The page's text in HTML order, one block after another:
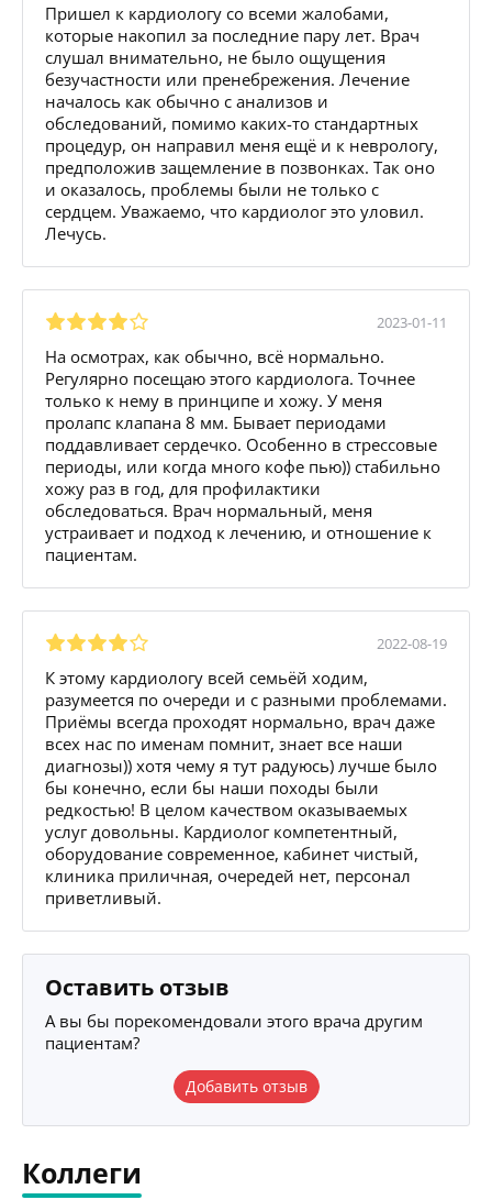
Пришел к кардиологу со всеми жалобами,
которые накопил за последние пару лет. Врач
слушал внимательно, не было ощущения
безучастности или пренебрежения. Лечение
началось как обычно с анализов и
обследований, помимо каких-то стандартных
процедур, он направил меня ещё и к неврологу,
предположив защемление в позвонках. Так оно
и оказалось, проблемы были не только с
сердцем. Уважаемо, что кардиолог это уловил.
Лечусь.
2023-01-11
На осмотрах, как обычно, всё нормально.
Регулярно посещаю этого кардиолога. Точнее
только к нему в принципе и хожу. У меня
пролапс клапана 8 мм. Бывает периодами
поддавливает сердечко. Особенно в стрессовые
периоды, или когда много кофе пью)) стабильно
хожу раз в год, для профилактики
обследоваться. Врач нормальный, меня
устраивает и подход к лечению, и отношение к
пациентам.
2022-08-19
К этому кардиологу всей семьёй ходим,
разумеется по очереди и с разными проблемами.
Приёмы всегда проходят нормально, врач даже
всех нас по именам помнит, знает все наши
диагнозы)) хотя чему я тут радуюсь) лучше было
бы конечно, если бы наши походы были
редкостью! В целом качеством оказываемых
услуг довольны. Кардиолог компетентный,
оборудование современное, кабинет чистый,
клиника приличная, очередей нет, персонал
приветливый.
Оставить отзыв
А вы бы порекомендовали этого врача другим
пациентам?
Добавить отзыв
Коллеги